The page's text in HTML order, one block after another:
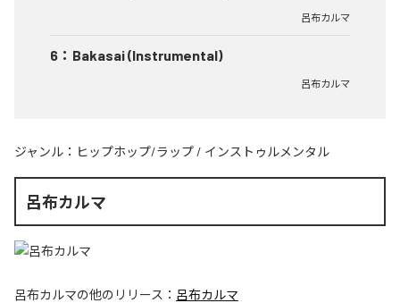
呂布カルマ
6 ： Bakasai (Instrumental)
呂布カルマ
ジャンル： ヒップホップ/ラップ / インストゥルメンタル
呂布カルマ
呂布カルマの他のリリース： 呂布カルマ